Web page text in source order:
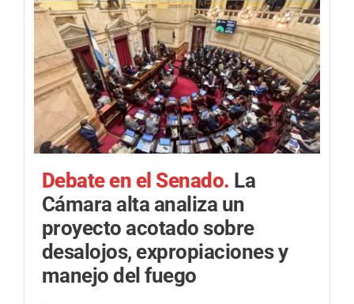
Debate en el Senado. La
Cámara alta analiza un
proyecto acotado sobre
desalojos, expropiaciones y
manejo del fuego